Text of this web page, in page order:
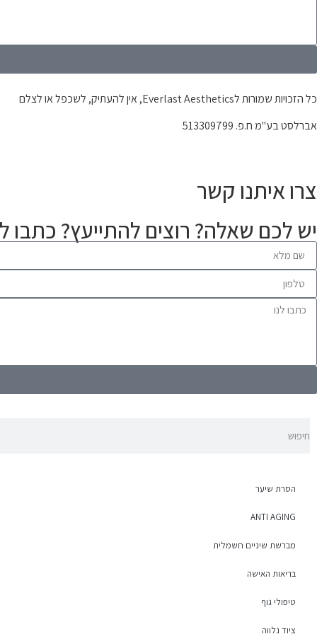
כל הזכויות שמורות לEverlast Aesthetics, אין להעתיק, לשכפל או לצלם
אברלסט בע"מ ח.פ. 513309799
צרו איתנו קשר
יש לכם שאלה? רוצים להתייעץ? כתבו
הסרת שיער
ANTI AGING
מברשת שיניים חשמלית
בריאות האישה
טיפולי גוף
ציוד נלווה